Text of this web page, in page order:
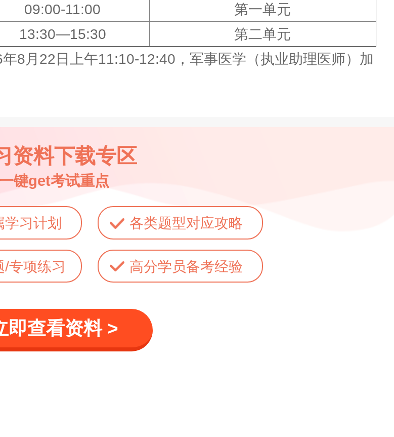
09:00-11:00
第一单元
13:30—15:30
第二单元
月22日上午11:10-12:40，军事医学（执业助理医师）加
资料下载专区
一键get考试重点
习计划 各类题型对应攻略
/专项练习 高分学员备考经验
即查看资料 >